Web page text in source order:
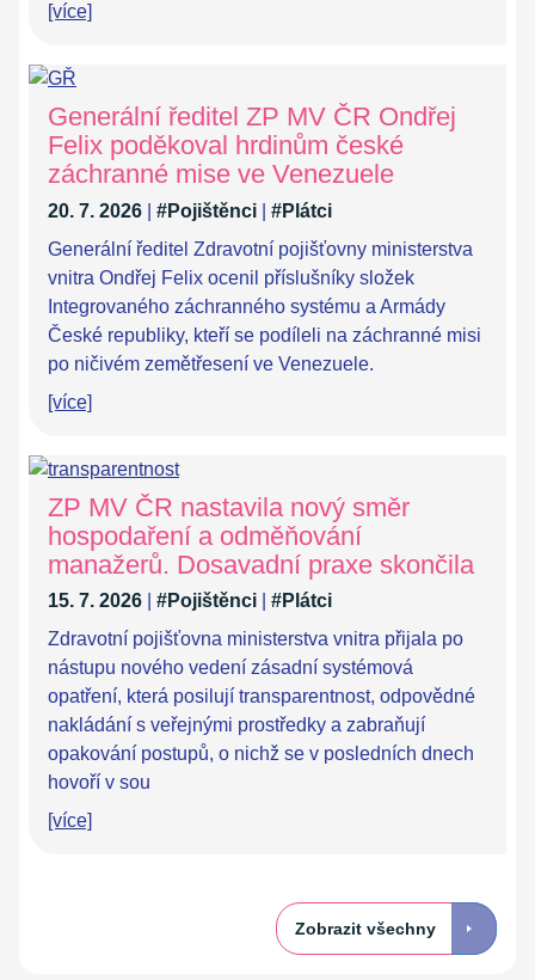
[více]
Generální ředitel ZP MV ČR Ondřej
Felix poděkoval hrdinům české
záchranné mise ve Venezuele
20. 7. 2026 #Pojištěnci
#Plátci
Generální ředitel Zdravotní pojišťovny ministerstva
vnitra Ondřej Felix ocenil příslušníky složek
Integrovaného záchranného systému a Armády
České republiky, kteří se podíleli na záchranné misi
po ničivém zemětřesení ve Venezuele.
[více]
ZP MV ČR nastavila nový směr
hospodaření a odměňování
manažerů. Dosavadní praxe skončila
15. 7. 2026 #Pojištěnci
#Plátci
Zdravotní pojišťovna ministerstva vnitra přijala po
nástupu nového vedení zásadní systémová
opatření, která posilují transparentnost, odpovědné
nakládání s veřejnými prostředky a zabraňují
opakování postupů, o nichž se v posledních dnech
hovoří v sou
[více]
Zobrazit všechny